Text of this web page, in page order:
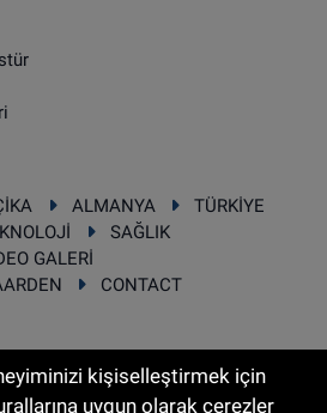
ALMANYA
TÜRKİYE
SAĞLIK
GALERİ
CONTACT
kişiselleştirmek için
uygun olarak çerezler